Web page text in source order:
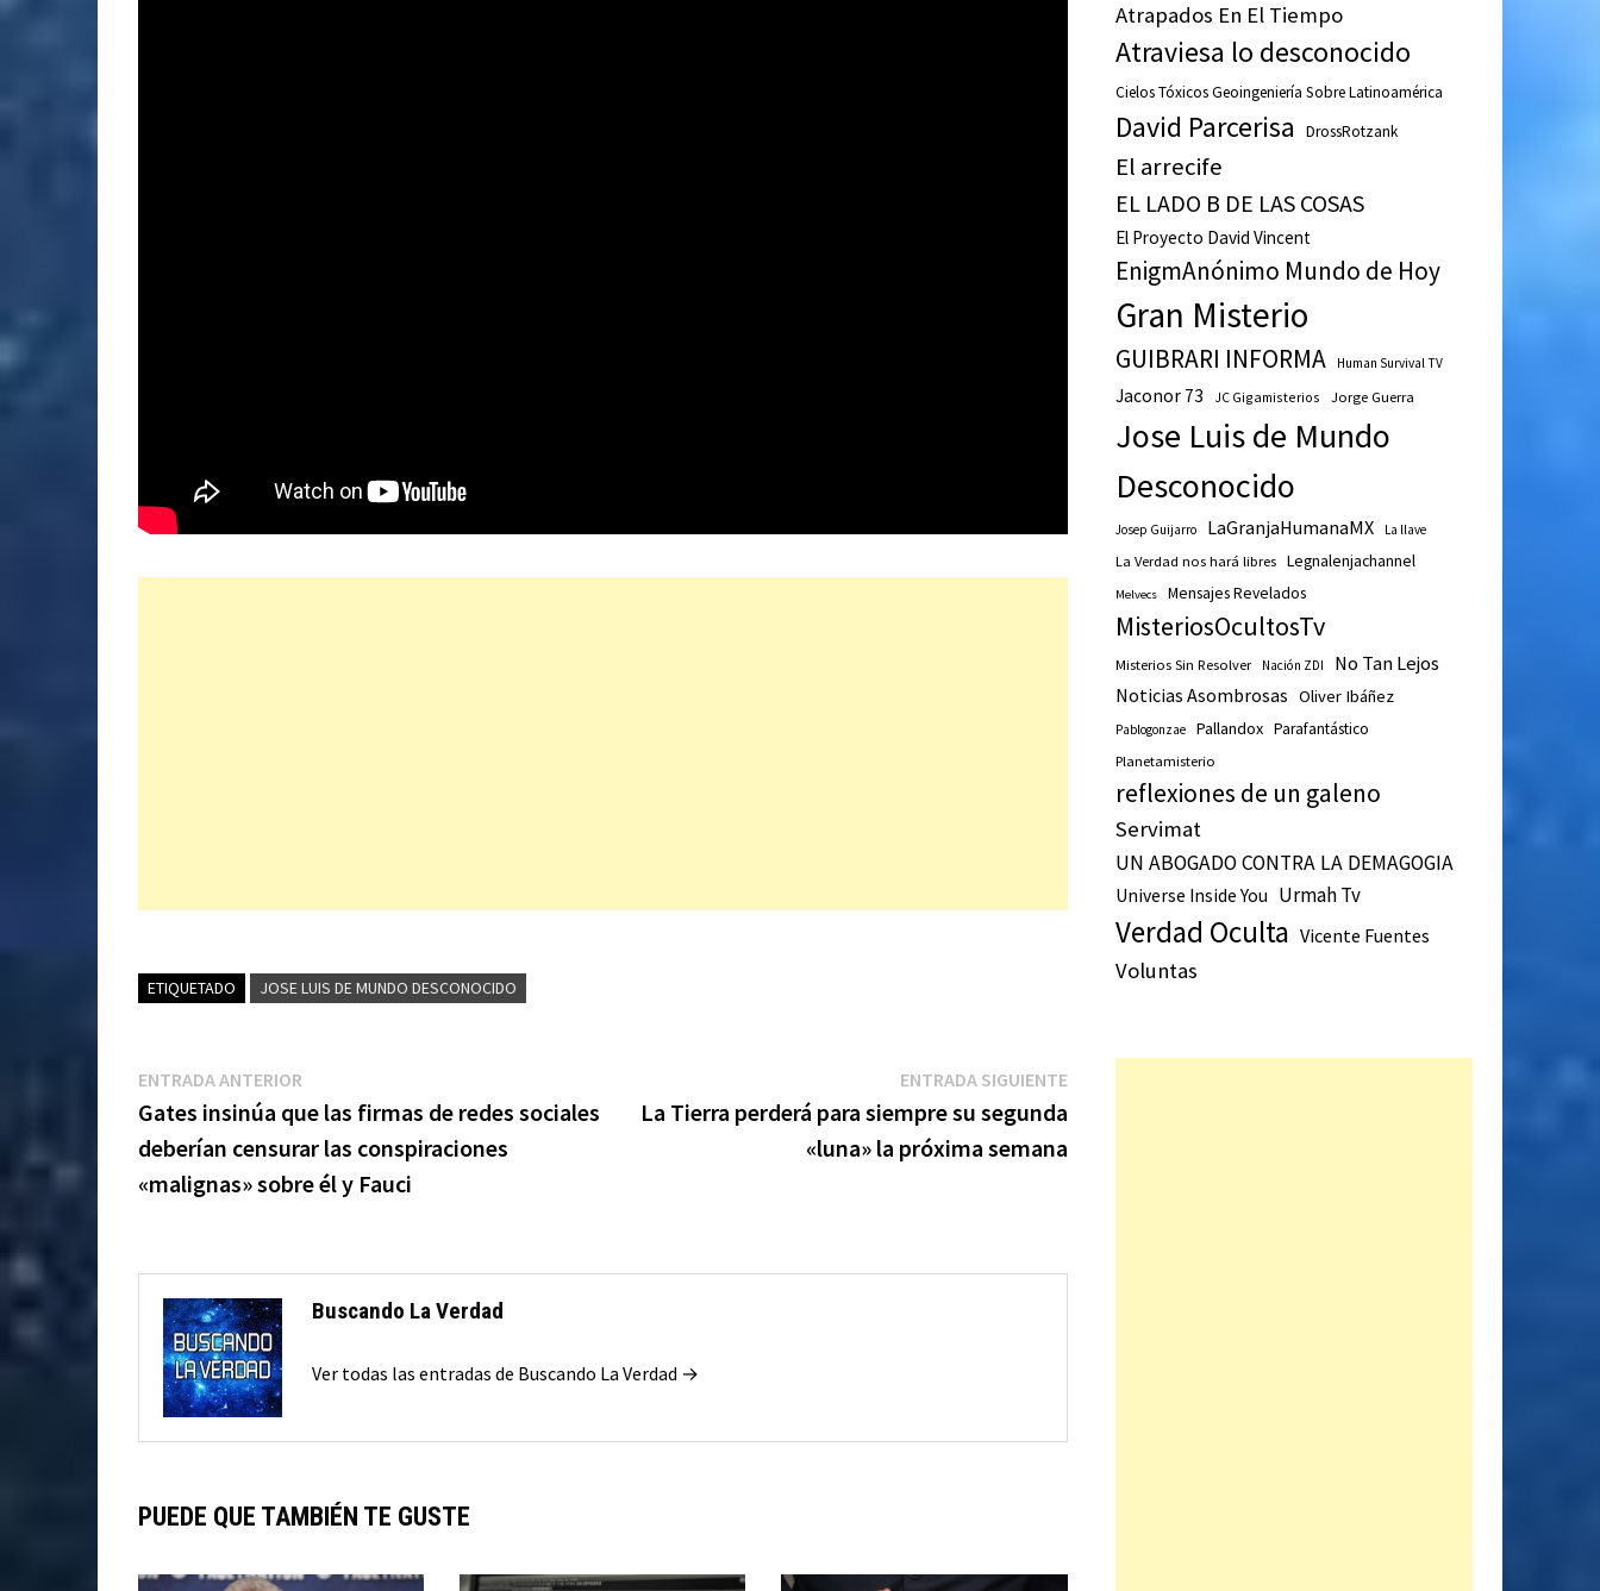
ETIQUETADO JOSE LUIS DE MUNDO DESCONOCIDO
Navegación
de
entradas
ENTRADA ANTERIOREntrada
anterior:
Gates insinúa que las firmas de redes sociales
deberían censurar las conspiraciones
«malignas» sobre él y Fauci
ENTRADA SIGUIENTEEntrada
siguiente:
La Tierra perderá para siempre su segunda
«luna» la próxima semana
Buscando La Verdad
Ver todas las entradas de Buscando La Verdad →
PUEDE QUE TAMBIÉN TE GUSTE
Atrapados En El Tiempo
Atraviesa lo desconocido
Cielos Tóxicos Geoingeniería Sobre Latinoamérica
David Parcerisa DrossRotzank
El arrecife
EL LADO B DE LAS COSAS
El Proyecto David Vincent
EnigmAnónimo Mundo de Hoy
Gran Misterio
GUIBRARI INFORMA Human Survival TV
Jaconor 73 JC Gigamisterios Jorge Guerra
Jose Luis de Mundo
Desconocido
Josep Guijarro LaGranjaHumanaMX La llave
La Verdad nos hará libres Legnalenjachannel
Melvecs Mensajes Revelados
MisteriosOcultosTv
Misterios Sin Resolver Nación ZDI No Tan Lejos
Noticias Asombrosas Oliver Ibáñez
Pablogonzae Pallandox Parafantástico
Planetamisterio
reflexiones de un galeno
Servimat
UN ABOGADO CONTRA LA DEMAGOGIA
Universe Inside You Urmah Tv
Verdad Oculta Vicente Fuentes
Voluntas